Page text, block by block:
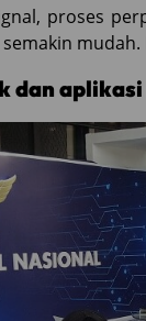
proses
dan